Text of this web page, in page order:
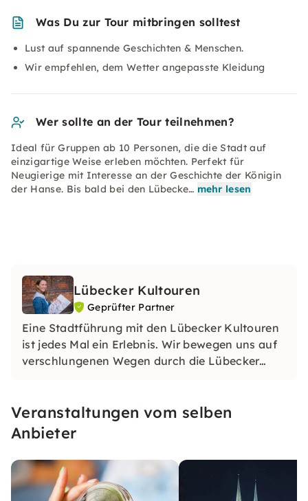
Was Du zur Tour mitbringen solltest
Lust auf spannende Geschichten & Menschen.
Wir empfehlen, dem Wetter angepasste Kleidung
Wer sollte an der Tour teilnehmen?
Ideal für Gruppen ab 10 Personen, die die Stadt auf
einzigartige Weise erleben möchten. Perfekt für
Neugierige mit Interesse an der Geschichte der Königin
der Hanse. Bis bald bei den Lübecke… mehr lesen
Lübecker Kultouren
Geprüfter Partner
Eine Stadtführung mit den Lübecker Kultouren
ist jedes Mal ein Erlebnis. Wir bewegen uns auf
verschlungenen Wegen durch die Lübecker
gemeinsam haben, ist ein Blick hinter die
Fassaden der Stadt.
Veranstaltungen vom selben
Anbieter